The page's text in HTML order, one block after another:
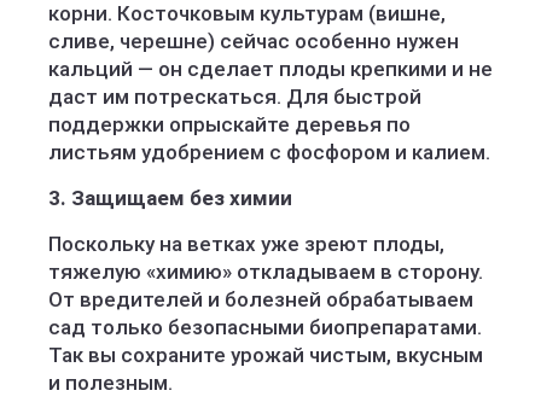
корни. Косточковым культурам (вишне,
сливе, черешне) сейчас особенно нужен
кальций — он сделает плоды крепкими и не
даст им потрескаться. Для быстрой
поддержки опрыскайте деревья по
листьям удобрением с фосфором и калием.
3. Защищаем без химии
Поскольку на ветках уже зреют плоды,
тяжелую «химию» откладываем в сторону.
От вредителей и болезней обрабатываем
сад только безопасными биопрепаратами.
Так вы сохраните урожай чистым, вкусным
и полезным.